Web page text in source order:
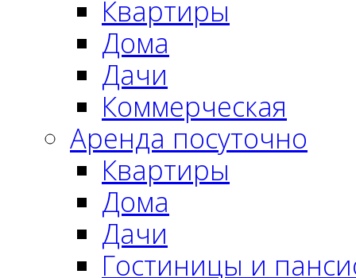
Квартиры
Дома
Дачи
Коммерческая
Аренда посуточно
Квартиры
Дома
Дачи
Гостиницы и